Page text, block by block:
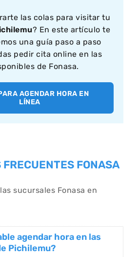
las colas para visitar tu
? En este artículo te
una guía paso a paso
pedir cita online en las
de Fonasa.
AGENDAR HORA EN
LÍNEA
FONASA
sucursales Fonasa en
agendar hora en las
Pichilemu?